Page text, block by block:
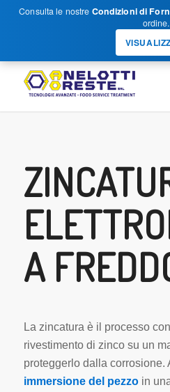
Consulta le nostre Condizioni di
ordine.
A
La zincatura è il processo
rivestimento di zinco su un
proteggerlo dalla corrosione.
immersione del pezzoin